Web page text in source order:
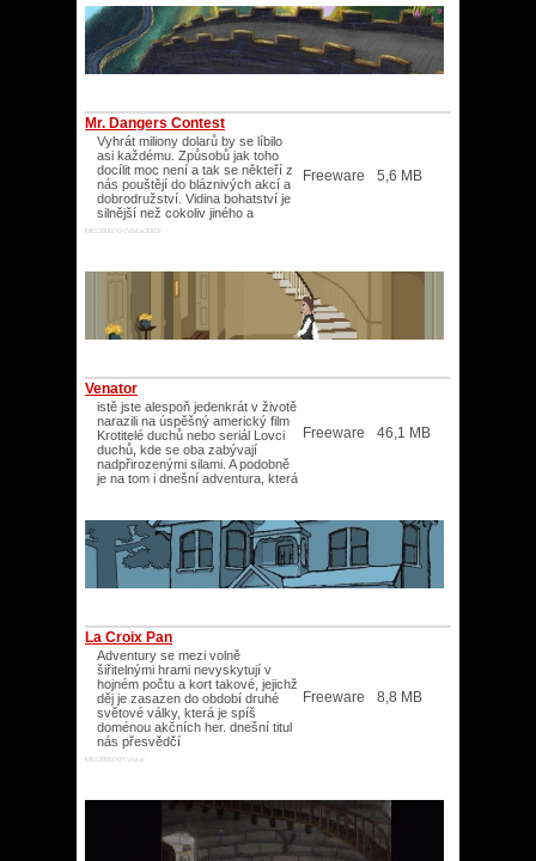
Mr. Dangers Contest
Vyhrát miliony dolarů by se líbilo
asi každému. Způsobů jak toho
docílit moc není a tak se někteří z
nás pouštějí do bláznivých akcí a
dobrodružství. Vidina bohatství je
silnější než cokoliv jiného a
ME/2000/XP/Vista/2003/
Freeware 5,6 MB
Venator
istě jste alespoň jedenkrát v životě
narazili na úspěšný americký film
Krotitelé duchů nebo seriál Lovci
duchů, kde se oba zabývají
nadpřirozenými silami. A podobně
je na tom i dnešní adventura, která
Freeware 46,1 MB
La Croix Pan
Adventury se mezi volně
šiřitelnými hrami nevyskytují v
hojném počtu a kort takové, jejichž
děj je zasazen do období druhé
světové války, která je spíš
doménou akčních her. dnešní titul
nás přesvědčí
ME/2000/XP/Vista/
Freeware 8,8 MB